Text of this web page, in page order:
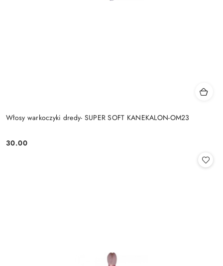
Włosy warkoczyki dredy- SUPER SOFT KANEKALON-OM23
Cena:
30.00